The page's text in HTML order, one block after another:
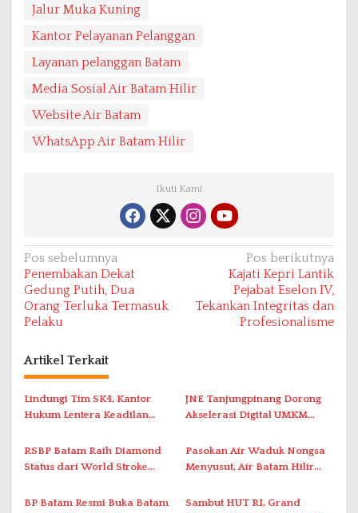
Jalur Muka Kuning
Kantor Pelayanan Pelanggan
Layanan pelanggan Batam
Media Sosial Air Batam Hilir
Website Air Batam
WhatsApp Air Batam Hilir
Ikuti Kami
N
a
v
i
g
a
s
i
o
Pos sebelumnya
Penembakan Dekat
Gedung Putih, Dua
Orang Terluka Termasuk
Pelaku
Pos berikutnya
Kajati Kepri Lantik
Pejabat Eselon IV,
Tekankan Integritas dan
Profesionalisme
Artikel Terkait
Lindungi Tim SK4, Kantor
Hukum Lentera Keadilan
Perlawanan ke Petugas di
Bukik Batarah
JNE Tanjungpinang Dorong
Akselerasi Digital UMKM
2026
RSBP Batam Raih Diamond
Status dari World Stroke
Penanganan Stroke
Pasokan Air Waduk Nongsa
Menyusut, Air Batam Hilir
Antar-IPAM
BP Batam Resmi Buka Batam
Sambut HUT RI, Grand